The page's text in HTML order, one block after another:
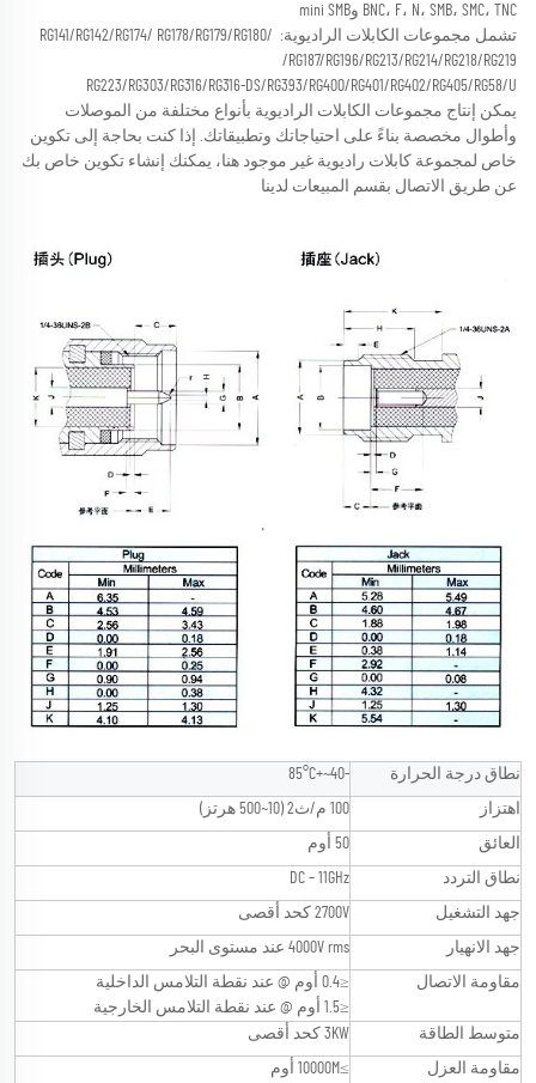
BNC، F، N، SMB، SMC، TNC وmini SMB
تشمل مجموعات الكابلات الراديوية: RG141/RG142/RG174/ RG178/RG179/RG180/
RG187/RG196/RG213/RG214/RG218/RG219/
RG223/RG303/RG316/RG316-DS/RG393/RG400/RG401/RG402/RG405/RG58/U
وأطوال مخصصة بناءً على احتياجاتك وتطبيقاتك.
عن طريق الاتصال بقسم المبيعات لدينا
نطاق درجة الحرارة -40~+85°C
اهتزاز 100 م/ث2 (10~500 هرتز)
العائق 50 أوم
نطاق التردد DC – 11GHz
جهد التشغيل 2700V كحد أقصى
جهد الانهيار 4000V rms عند مستوى البحر
مقاومة الاتصال
≤0.4 أوم @ عند نقطة التلامس الداخلية
≤1.5 أوم @ عند نقطة التلامس الخارجية
متوسط الطاقة
3KW كحد أقصى
مقاومة العزل ≥10000M أوم